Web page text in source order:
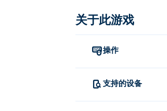
如何玩《村庄建造者》
Village Builder 由 Project
关于此游戏
操作
支持的设备